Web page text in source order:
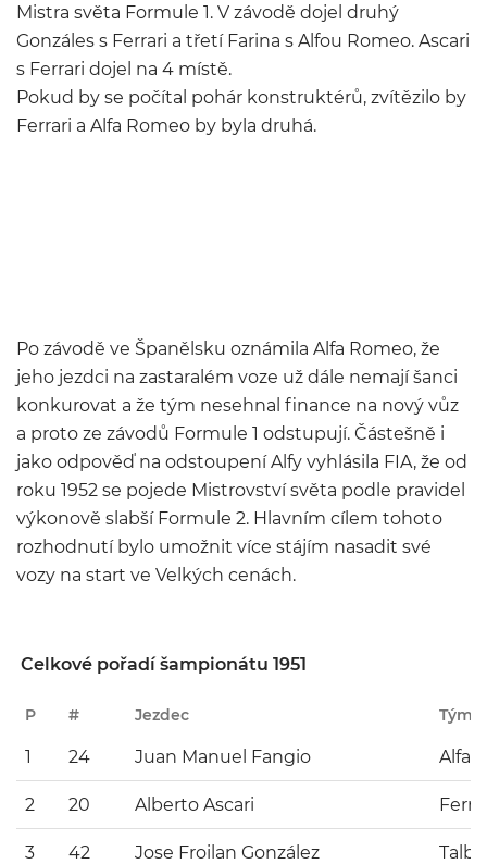
Mistra světa Formule 1. V závodě dojel druhý
Gonzáles s Ferrari a třetí Farina s Alfou Romeo. Ascari
s Ferrari dojel na 4 místě.
Pokud by se počítal pohár konstruktérů, zvítězilo by
Ferrari a Alfa Romeo by byla druhá.
Po závodě ve Španělsku oznámila Alfa Romeo, že
jeho jezdci na zastaralém voze už dále nemají šanci
konkurovat a že tým nesehnal finance na nový vůz
a proto ze závodů Formule 1 odstupují. Částešně i
jako odpověď na odstoupení Alfy vyhlásila FIA, že od
roku 1952 se pojede Mistrovství světa podle pravidel
výkonově slabší Formule 2. Hlavním cílem tohoto
rozhodnutí bylo umožnit více stájím nasadit své
vozy na start ve Velkých cenách.
Celkové pořadí šampionátu 1951
P # Jezdec Tým
1 24 Juan Manuel Fangio Alfa
2 20 Alberto Ascari
3 42 Jose Froilan González